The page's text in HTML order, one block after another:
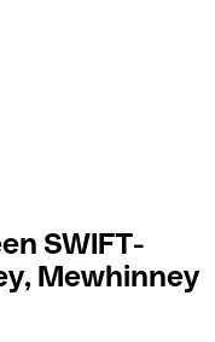
SWIFT-
Mewhinney